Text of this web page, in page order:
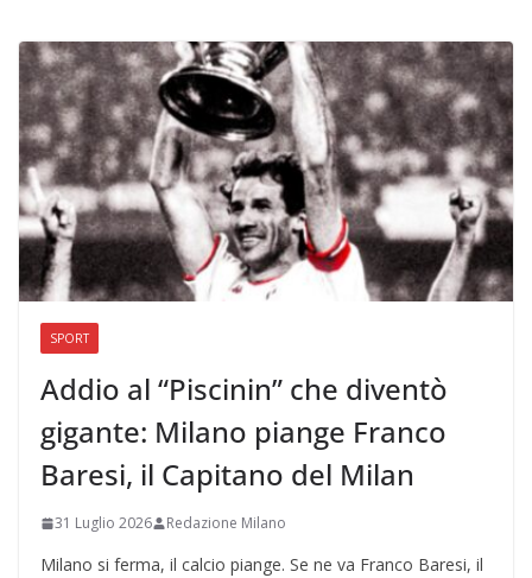
SPORT
Addio al “Piscinin” che diventò
gigante: Milano piange Franco
Baresi, il Capitano del Milan
31 Luglio 2026 Redazione Milano
Milano si ferma, il calcio piange. Se ne va Franco Baresi, il